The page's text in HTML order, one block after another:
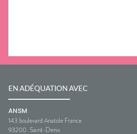
EN ADÉQUATION AVEC
ANSM
143 boulevard Anatole France
93200 Saint-Denis